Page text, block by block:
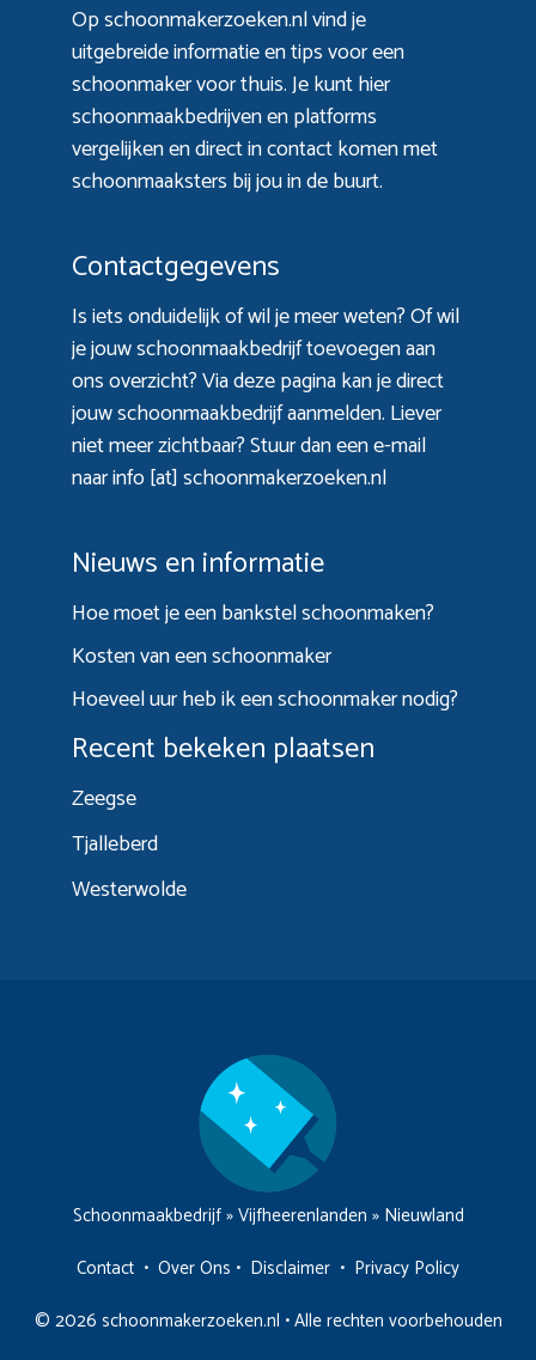
Op schoonmakerzoeken.nl vind je
uitgebreide informatie en tips voor een
schoonmaker voor thuis. Je kunt hier
schoonmaakbedrijven en platforms
vergelijken en direct in contact komen met
schoonmaaksters bij jou in de buurt.
Contactgegevens
Is iets onduidelijk of wil je meer weten? Of wil
je jouw schoonmaakbedrijf toevoegen aan
ons overzicht? Viadeze paginakan je direct
jouw schoonmaakbedrijf aanmelden. Liever
niet meer zichtbaar? Stuur dan een e-mail
naar info [at] schoonmakerzoeken.nl
Nieuws en informatie
Hoe moet je een bankstel schoonmaken?
Kosten van een schoonmaker
Hoeveel uur heb ik een schoonmaker nodig?
Recent bekeken plaatsen
Zeegse
Tjalleberd
Westerwolde
Schoonmaakbedrijf»Vijfheerenlanden » Nieuwland
Contact • Over Ons • Disclaimer • Privacy Policy
© 2026 schoonmakerzoeken.nl • Alle rechten voorbehouden